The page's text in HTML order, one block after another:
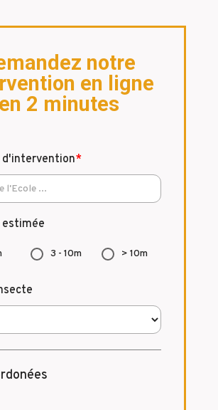
notre
en ligne
en 2 minutes
d'intervention*
3 - 10m > 10m